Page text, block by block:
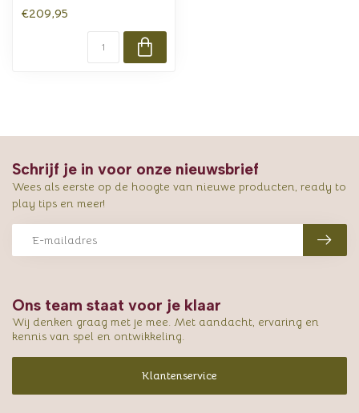
€209,95
Ons team staat voor je klaar
Wij denken graag met je mee. Met aandacht, ervaring en
kennis van spel en ontwikkeling.
Klantenservice
Schrijf je in voor onze nieuwsbrief
Wees als eerste op de hoogte van nieuwe producten, ready to
play tips en meer!